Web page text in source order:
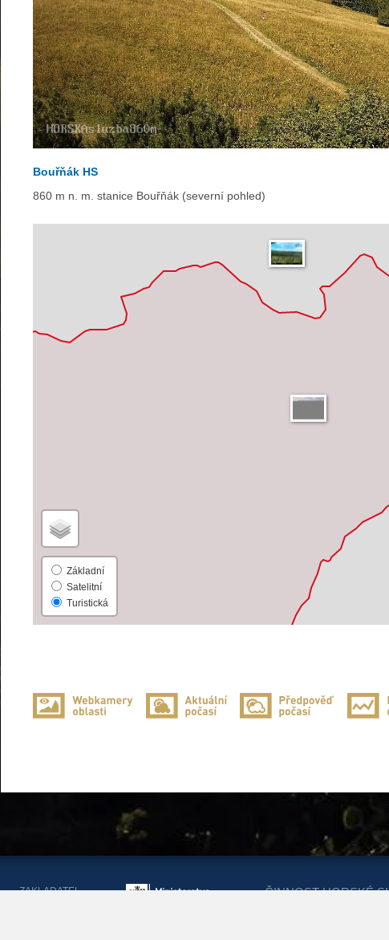
Bouřňák HS
860 m n. m. stanice Bouřňák (severní pohled)
Základní
Satelitní
Turistická
ZAKLADATEL
ČINNOST HORSKÉ